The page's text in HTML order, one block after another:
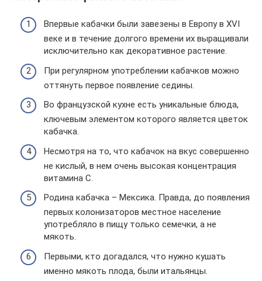
Впервые кабачки были завезены в Европу в XVI
веке и в течение долгого времени их выращивали
исключительно как декоративное растение.
При регулярном употреблении кабачков можно
оттянуть первое появление седины.
Во французской кухне есть уникальные блюда,
ключевым элементом которого является цветок
кабачка.
Несмотря на то, что кабачок на вкус совершенно
не кислый, в нем очень высокая концентрация
витамина C.
Родина кабачка – Мексика. Правда, до появления
первых колонизаторов местное население
употребляло в пищу только семечки, а не
мякоть.
Первыми, кто догадался, что нужно кушать
именно мякоть плода, были итальянцы.